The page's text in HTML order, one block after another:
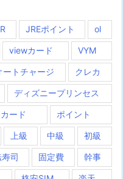
JREポイント ol
viewカード VYM
ートチャージ クレカ
ディズニープリンセス
ード ポイント
上級 中級 初級
司 固定費 幹事